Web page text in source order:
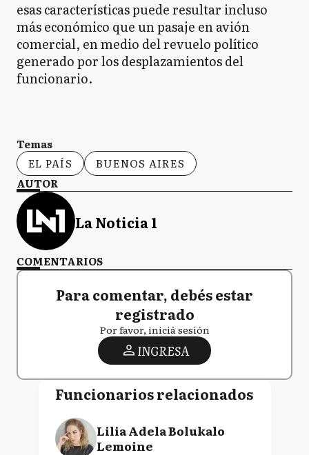
esas características puede resultar incluso
más económico que un pasaje en avión
comercial, en medio del revuelo político
generado por los desplazamientos del
funcionario.
Temas
EL PAÍS
BUENOS AIRES
AUTOR
La Noticia 1
COMENTARIOS
Para comentar, debés estar
registrado
Por favor, iniciá sesión
INGRESA
Funcionarios relacionados
Lilia Adela Bolukalo
Lemoine